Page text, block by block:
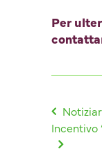
Per
Incentivo